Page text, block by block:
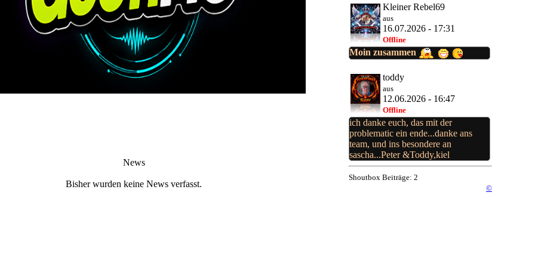
News
Bisher wurden keine News verfasst.
Kleiner Rebel69
aus
16.07.2026 - 17:31
Offline
Moin zusammen
toddy
aus
12.06.2026 - 16:47
Offline
ich danke euch, das mit der
problematic ein ende...danke ans
team, und ins besondere an
sascha...Peter &Toddy,kiel
Shoutbox Beiträge: 2
©